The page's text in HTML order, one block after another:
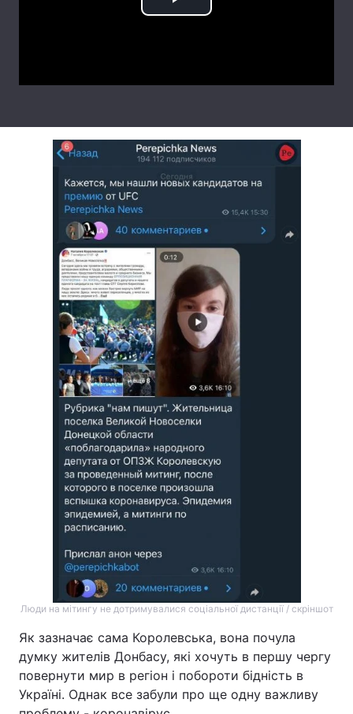
Тема оформлення
Play
Люди на мітингу не дотримувалися соціальної дистанції / скріншот
Як зазначає сама Королевська, вона почула
думку жителів Донбасу, які хочуть в першу чергу
повернути мир в регіон і побороти бідність в
Україні. Однак все забули про ще одну важливу